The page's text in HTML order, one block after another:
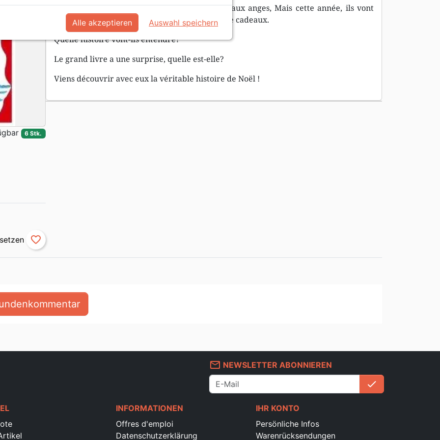
Les fêtes sont arrivées, Amy et Néhémy sont aux anges, Mais cette année, ils vont
découvrir le secret derrière cette fête pleine de cadeaux.
Quelle histoire vont-ils entendre?
Le grand livre a une surprise, quelle est-elle?
Viens découvrir avec eux la véritable histoire de Noël !
6 Stk.
favorite_border
mail_outline NEWSLETTER ABONNIEREN
check
INFORMATIONEN
Offres d'emploi
Datenschutzerklärung
IHR KONTO
Persönliche Infos
Warenrücksendungen
Alle akzeptieren Auswahl speichern